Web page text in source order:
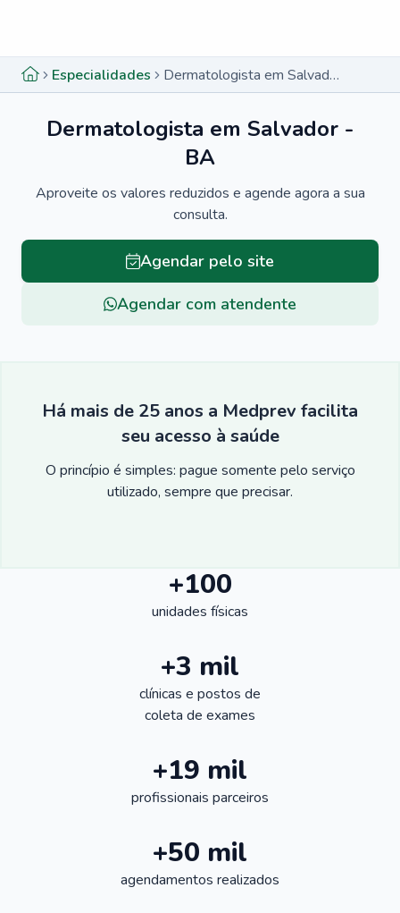
Especialidades Dermatologista em Salvador - BA
Dermatologista em Salvador -
BA
Aproveite os valores reduzidos e agende agora a sua
consulta.
Agendar pelo site
Agendar com atendente
Há mais de 25 anos a Medprev facilita
seu acesso à saúde
O princípio é simples: pague somente pelo serviço
utilizado, sempre que precisar.
+100
unidades físicas
+3 mil
clínicas e postos de
coleta de exames
+19 mil
profissionais parceiros
+50 mil
agendamentos realizados